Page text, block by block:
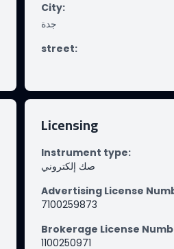
City:
جدة
street:
Licensing
Instrument type:
صك إلكتروني
Advertising License
7100259873
Brokerage License
1100250971